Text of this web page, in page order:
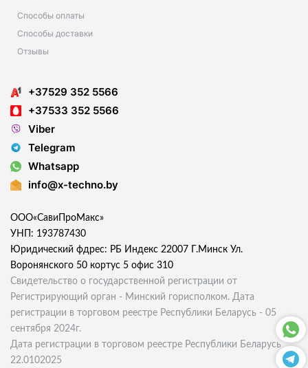
Способы оплаты
Способы доставки
Отзывы
+37529 352 5566
+37533 352 5566
Viber
Telegram
Whatsapp
info@x-techno.by
ООО«СавиПроМакс»
УНП: 193787430
Юридический фдрес: РБ Индекс 22007 Г.Минск Ул.
Воронянского 50 кортус 5 офис 310
Свидетельство о государственной регистрации от
Регистрирующий орган - Минский горисполком. Дата
регистрации в торговом реестре Республики Беларусь - 05
сентября 2024г.
Дата регистрации в торговом реестре Республики Беларусь
22.0102025